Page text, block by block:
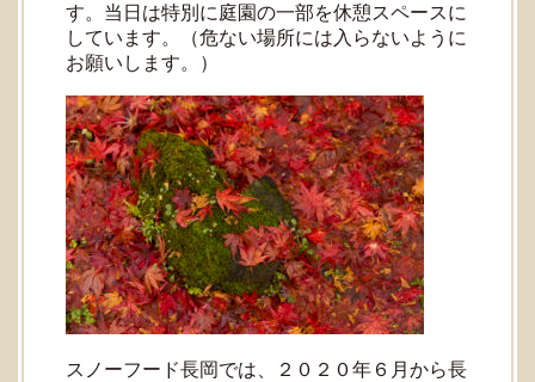
す。当日は特別に庭園の一部を休憩スペースに
しています。（危ない場所には入らないように
お願いします。）
スノーフード長岡では、２０２０年６月から長